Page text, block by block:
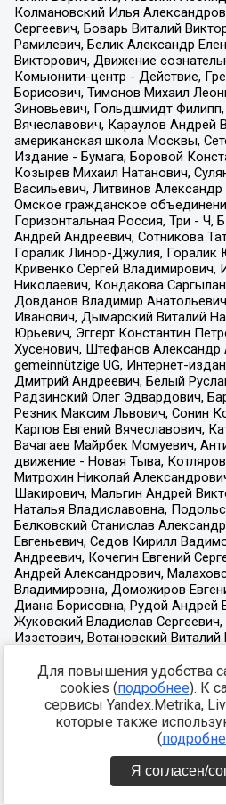
Для повышения удобства
cookies (подробнее). К
сервисы Yandex.Metrika,
которые также
(
Я согласен/